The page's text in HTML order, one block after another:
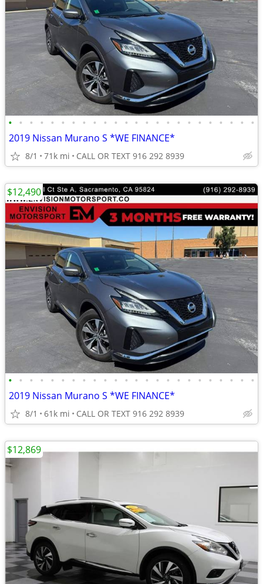
• • • • • • • • • • • • • • • • • • • • • • • •
2019 Nissan Murano S *WE FINANCE*
8/1 71k mi CALL OR TEXT 916 292 8939
• • • • • • • • • • • • • • • • • • • • • • • •
2019 Nissan Murano S *WE FINANCE*
8/1 61k mi CALL OR TEXT 916 292 8939
$12,490
$12,869